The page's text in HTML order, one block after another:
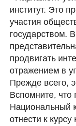
институт. Это
участия
государством.
продвигать
отражением в
Прежде всего,
Вспомните, что
Национальный
отнести к